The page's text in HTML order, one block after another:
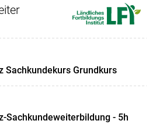
Sachkundekurs Grundkurs
Sachkundeweiterbildung - 5h